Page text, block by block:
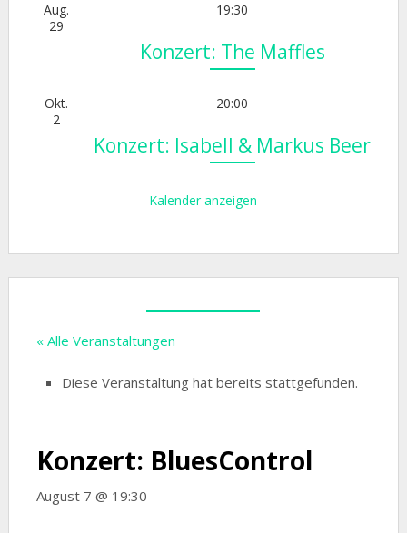
Aug.
29
19:30
Konzert: The Maffles
Okt.
2
20:00
Konzert: Isabell & Markus Beer
Kalender anzeigen
« Alle Veranstaltungen
Diese Veranstaltung hat bereits stattgefunden.
Konzert: BluesControl
August 7 @ 19:30